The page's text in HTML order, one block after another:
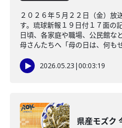
２０２６年５月２２日（金）放
す。琉球新報１９日付１７面の
日頃、各家庭や職場、公民館な
母さんたちへ「母の日は、何も
2026.05.23 |00:03:19
県産モズク